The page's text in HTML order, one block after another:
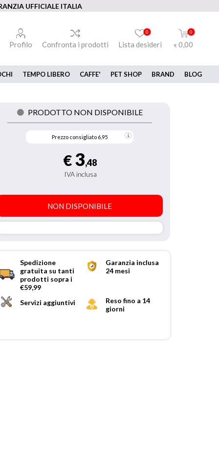
UFFICIALE ITALIA
Profilo Confronta i prodotti Lista desideri
0 0
€ 0,00
TEMPO LIBERO CAFFE' PET SHOP BRAND BLOG
PRODOTTO NON DISPONIBILE
Prezzo consigliato 6,95
€ 3,48
IVA inclusa
NON DISPONIBILE
Spedizione
gratuita su tanti
prodotti sopra i
€59,99
Garanzia inclusa
24 mesi
Servizi aggiuntivi
Reso fino a 14
giorni